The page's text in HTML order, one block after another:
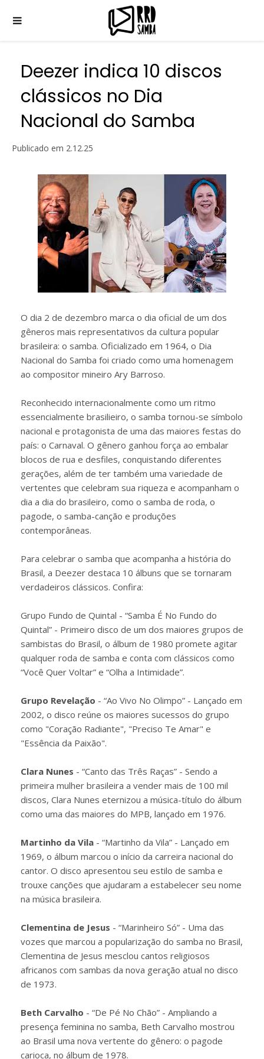
Deezer indica 10 discos
clássicos no Dia
Nacional do Samba
Publicado em 2.12.25
O dia 2 de dezembro marca o dia oficial de um dos
gêneros mais representativos da cultura popular
brasileira: o samba. Oficializado em 1964, o Dia
Nacional do Samba foi criado como uma homenagem
ao compositor mineiro Ary Barroso.
Reconhecido internacionalmente como um ritmo
essencialmente brasilieiro, o samba tornou-se símbolo
nacional e protagonista de uma das maiores festas do
país: o Carnaval. O gênero ganhou força ao embalar
blocos de rua e desfiles, conquistando diferentes
gerações, além de ter também uma variedade de
vertentes que celebram sua riqueza e acompanham o
dia a dia do brasileiro, como o samba de roda, o
pagode, o samba-canção e produções
contemporâneas.
Para celebrar o samba que acompanha a história do
Brasil, a Deezer destaca 10 álbuns que se tornaram
verdadeiros clássicos. Confira:
Grupo Fundo de Quintal - “Samba É No Fundo do
Quintal” - Primeiro disco de um dos maiores grupos de
sambistas do Brasil, o álbum de 1980 promete agitar
qualquer roda de samba e conta com clássicos como
“Você Quer Voltar” e “Olha a Intimidade”.
Grupo Revelação - “Ao Vivo No Olimpo” - Lançado em
2002, o disco reúne os maiores sucessos do grupo
como "Coração Radiante", "Preciso Te Amar" e
"Essência da Paixão".
Clara Nunes - “Canto das Três Raças” - Sendo a
primeira mulher brasileira a vender mais de 100 mil
discos, Clara Nunes eternizou a música-título do álbum
como uma das maiores do MPB, lançado em 1976.
Martinho da Vila - “Martinho da Vila” - Lançado em
1969, o álbum marcou o início da carreira nacional do
cantor. O disco apresentou seu estilo de samba e
trouxe canções que ajudaram a estabelecer seu nome
na música brasileira.
Clementina de Jesus - “Marinheiro Só” - Uma das
vozes que marcou a popularização do samba no Brasil,
Clementina de Jesus mesclou cantos religiosos
africanos com sambas da nova geração atual no disco
de 1973.
Beth Carvalho - “De Pé No Chão” - Ampliando a
presença feminina no samba, Beth Carvalho mostrou
ao Brasil uma nova vertente do gênero: o pagode
carioca, no álbum de 1978.